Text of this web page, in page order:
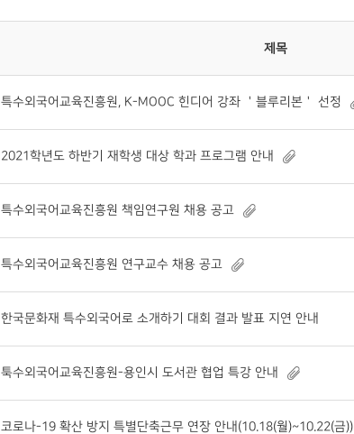
제목
특수외국어교육진흥원, K-MOOC 힌디어 강좌 ＇블루리본＇ 선정
2021학년도 하반기 재학생 대상 학과 프로그램 안내
특수외국어교육진흥원 책임연구원 채용 공고
특수외국어교육진흥원 연구교수 채용 공고
한국문화재 특수외국어로 소개하기 대회 결과 발표 지연 안내
툭수외국어교육진흥원-용인시 도서관 협업 특강 안내
코로나-19 확산 방지 특별단축근무 연장 안내(10.18(월)~10.22(금))